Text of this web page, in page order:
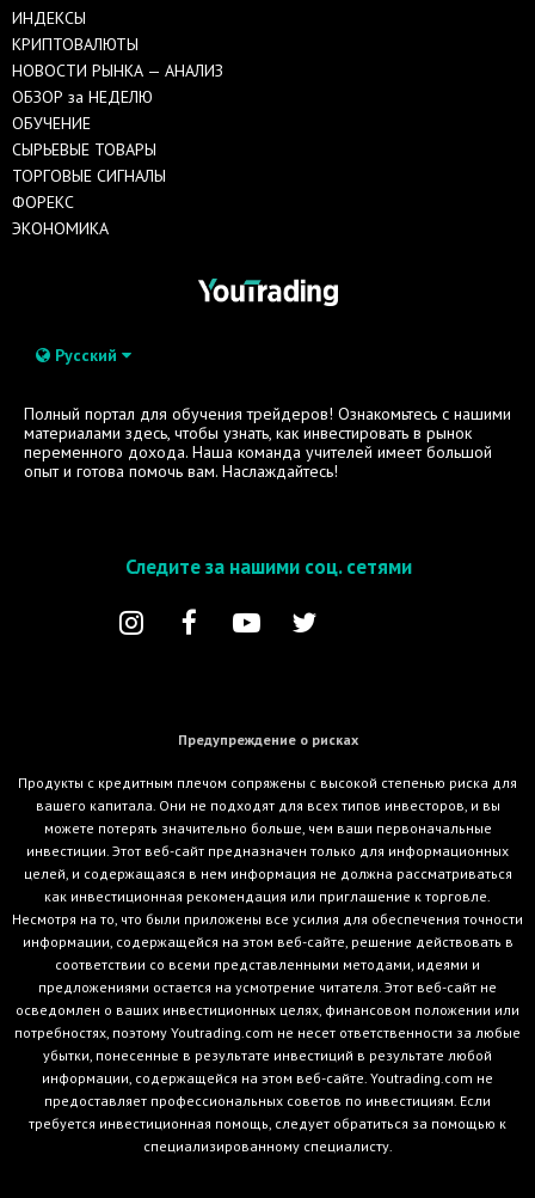
ИНДЕКСЫ
КРИПТОВАЛЮТЫ
НОВОСТИ РЫНКА — АНАЛИЗ
ОБЗОР за НЕДЕЛЮ
ОБУЧЕНИЕ
СЫРЬЕВЫЕ ТОВАРЫ
ТОРГОВЫЕ СИГНАЛЫ
ФОРЕКС
ЭКОНОМИКА
Русский
Полный портал для обучения трейдеров! Ознакомьтесь с нашими
материалами здесь, чтобы узнать, как инвестировать в рынок
переменного дохода. Наша команда учителей имеет большой
опыт и готова помочь вам. Наслаждайтесь!
Следите за нашими соц. сетями
Предупреждение о рисках
Продукты с кредитным плечом сопряжены с высокой степенью риска для
вашего капитала. Они не подходят для всех типов инвесторов, и вы
можете потерять значительно больше, чем ваши первоначальные
инвестиции. Этот веб-сайт предназначен только для информационных
целей, и содержащаяся в нем информация не должна рассматриваться
как инвестиционная рекомендация или приглашение к торговле.
Несмотря на то, что были приложены все усилия для обеспечения точности
информации, содержащейся на этом веб-сайте, решение действовать в
соответствии со всеми представленными методами, идеями и
предложениями остается на усмотрение читателя. Этот веб-сайт не
осведомлен о ваших инвестиционных целях, финансовом положении или
потребностях, поэтому Youtrading.com не несет ответственности за любые
убытки, понесенные в результате инвестиций в результате любой
информации, содержащейся на этом веб-сайте. Youtrading.com не
предоставляет профессиональных советов по инвестициям. Если
требуется инвестиционная помощь, следует обратиться за помощью к
специализированному специалисту.